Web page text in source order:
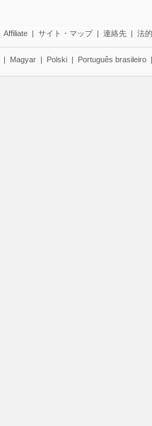
Affiliate | サイト・マップ | 連絡先 | 法
| Magyar | Polski | Português brasileiro